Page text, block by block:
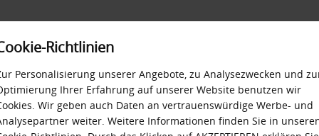
SELF-SERVICES
Richtlinien
Personalisierung unserer Angebote, zu Analysezwecken und
Ihrer Erfahrung auf unserer Website benutzen wir
Wir geben auch Daten an vertrauenswürdige Werbe- und
weiter. Weitere Informationen finden Sie in